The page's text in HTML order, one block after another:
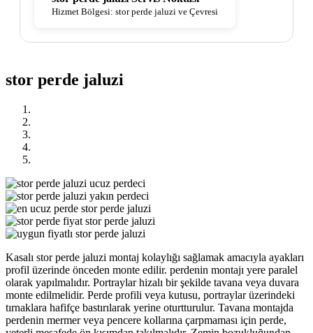
Hizmet Bölgesi: stor perde jaluzi ve Çevresi
stor perde jaluzi
Kasalı stor perde jaluzi montaj kolaylığı sağlamak amacıyla ayakları
profil üzerinde önceden monte edilir. perdenin montajı yere paralel
olarak yapılmalıdır. Portraylar hizalı bir şekilde tavana veya duvara
monte edilmelidir. Perde profili veya kutusu, portraylar üzerindeki
tırnaklara hafifçe bastırılarak yerine oturtturulur. Tavana montajda
perdenin mermer veya pencere kollarına çarpmaması için perde,